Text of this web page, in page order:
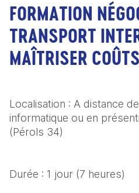
FORMATION
TRANSPORT
MAÎTRISER
Localisation : A distance
informatique ou en
(Pérols 34)
Durée : 1 jour (7 heures)